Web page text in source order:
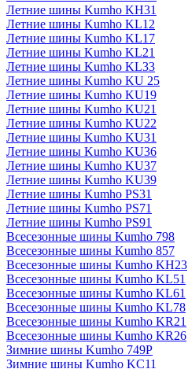
Летние шины Kumho KH31
Летние шины Kumho KL12
Летние шины Kumho KL17
Летние шины Kumho KL21
Летние шины Kumho KL33
Летние шины Kumho KU 25
Летние шины Kumho KU19
Летние шины Kumho KU21
Летние шины Kumho KU22
Летние шины Kumho KU31
Летние шины Kumho KU36
Летние шины Kumho KU37
Летние шины Kumho KU39
Летние шины Kumho PS31
Летние шины Kumho PS71
Летние шины Kumho PS91
Всесезонные шины Kumho 798
Всесезонные шины Kumho 857
Всесезонные шины Kumho KH23
Всесезонные шины Kumho KL51
Всесезонные шины Kumho KL61
Всесезонные шины Kumho KL78
Всесезонные шины Kumho KR21
Всесезонные шины Kumho KR26
Зимние шины Kumho 749P
Зимние шины Kumho KC11